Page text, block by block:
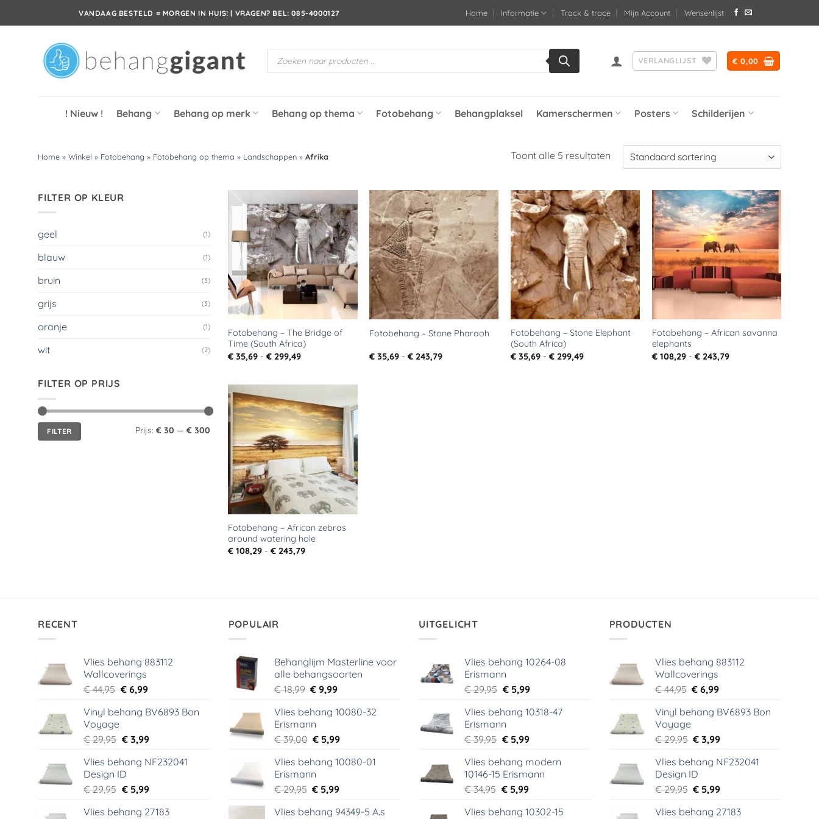
VANDAAG BESTELD = MORGEN IN HUIS! | VRAGEN? BEL: 085-4000127 Home Informatie Track & trace Mijn Account Wensenlijst
Producten
zoeken
VERLANGLIJST € 0,00
! Nieuw ! Behang Behang op merk Behang op thema Fotobehang Behangplaksel Kamerschermen Posters Schilderijen
Home » Winkel » Fotobehang » Fotobehang op thema » Landschappen » Afrika Toont alle 5 resultaten
FILTER OP KLEUR
geel (1)
blauw (1)
bruin (3)
grijs (3)
oranje (1)
wit (2)
FILTER OP PRIJS
Min.
prijs
Max.
prijsFILTER Prijs: € 30 — € 300
Toevoegen
aan
verlanglijst
Fotobehang – The Bridge of
Time (South Africa)
€ 35,69 - € 299,49Prijsklasse:
Toevoegen
aan
verlanglijst
Fotobehang – Stone Pharaoh
€ 35,69 - € 243,79Prijsklasse:
Toevoegen
aan
verlanglijst
Fotobehang – Stone Elephant
(South Africa)
€ 35,69 - € 299,49Prijsklasse:
Toevoegen
aan
verlanglijst
Fotobehang – African savanna
elephants
€108,29 - €243,79Prijsklasse:
Toevoegen
aan
verlanglijst
Fotobehang – African zebras
around watering hole
€ 108,29 - € 243,79Prijsklasse:
RECENT
Vlies behang 883112
Wallcoverings
€44,95 Oorspronkelijke
was:
€6,99Huidige
is:
Vinyl behang BV6893 Bon
Voyage
€29,95 Oorspronkelijke
was:
€ 29,95.
€3,99Huidige
is:
Vlies behang NF232041
Design ID
€29,95 Oorspronkelijke
was:
€5,99Huidige
is:
Vlies behang 27183
POPULAIR
Behanglijm Masterline voor
alle behangsoorten
€18,99 Oorspronkelijke
was:
€ 18,99.
€ 9,99Huidige
is:
Vlies behang 10080-32
Erismann
€39,00 Oorspronkelijke
was:
€ 39,00.
€ 5,99Huidige
is:
Vlies behang 10080-01
Erismann
€29,95 Oorspronkelijke
was:
€ 5,99Huidige
is:
Vlies behang 94349-5 A.s
UITGELICHT
Vlies behang 10264-08
Erismann
€29,95 Oorspronkelijke
was:
€ 29,95.
€5,99Huidige
is:
Vlies behang 10318-47
Erismann
€39,95 Oorspronkelijke
was:
€ 39,95.
€5,99Huidige
is:
€ 5,99.
Vlies behang modern
10146-15 Erismann
€34,95 Oorspronkelijke
was:
€5,99Huidige
is:
Vlies behang 10302-15
PRODUCTEN
Vlies behang 883112
Wallcoverings
€44,95 Oorspronkelijke
was:
€ 6,99Huidige
is:
Vinyl behang BV6893 Bon
Voyage
€29,95 Oorspronkelijke
was:
€ 29,95.
€ 3,99Huidige
is:
Vlies behang NF232041
Design ID
€29,95 Oorspronkelijke
was:
€ 5,99Huidige
is:
Vlies behang 27183